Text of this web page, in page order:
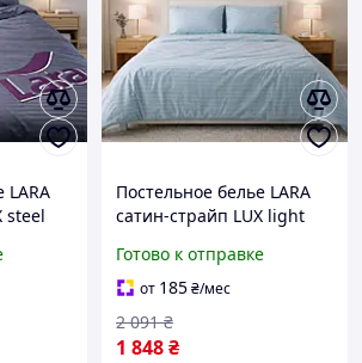
LARA
steel
Постельное белье LARA
сатин-страйп LUX light
Готово к отправке
от 185₴/мес
1 848₴
2 091 ₴